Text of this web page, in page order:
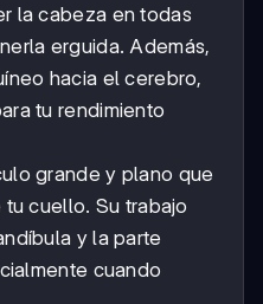
la cabeza en todas
erguida. Además,
hacia el cerebro,
tu rendimiento
grande y plano que
cuello. Su trabajo
y la parte
cuando